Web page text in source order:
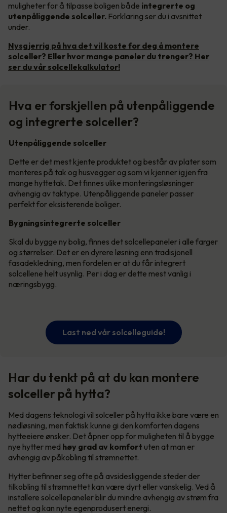
muligheter for å tilpasse boligen både integrerte og
utenpåliggende solceller. Forklaring ser du i avsnittet
under.
Nysgjerrig på hva det vil koste for deg å montere
solceller? Eller hvor mange paneler du trenger? Her
ser du vår solcellekalkulator!
Hva er forskjellen på utenpåliggende
og integrerte solceller?
Utenpåliggende solceller
Dette er det mest kjente produktet og består av plater som
monteres på tak og husvegger og som vi kjenner igjen fra
mange hyttetak. Det finnes ulike monteringsløsninger
avhengig av taktype. Utenpåliggende paneler passer
perfekt for eksisterende boliger.
Bygningsintegrerte solceller
Skal du bygge ny bolig, finnes det solcellepaneler i alle farger
og størrelser. Det er en dyrere løsning enn tradisjonell
fasadekledning, men fordelen er at du får integrert
solcellene helt usynlig. Per i dag er dette mest vanlig i
næringsbygg.
Last ned vår solcelleguide!
Har du tenkt på at du kan montere
solceller på hytta?
Med dagens teknologi vil solceller på hytta ikke bare være en
nødløsning, men faktisk kunne gi den komforten dagens
hytteeiere ønsker. Det åpner opp for muligheten til å bygge
nye hytter med høy grad av komfort uten at man er
avhengig av påkobling til strømnettet.
Hytter befinner seg ofte på avsidesliggende steder der
tilkobling til strømnettet kan være dyrt eller vanskelig. Ved å
installere solcellepaneler blir du mindre avhengig av strøm fra
nettet og kan nyte egenprodusert energi.